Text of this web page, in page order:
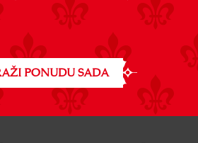
PONUDU SADA